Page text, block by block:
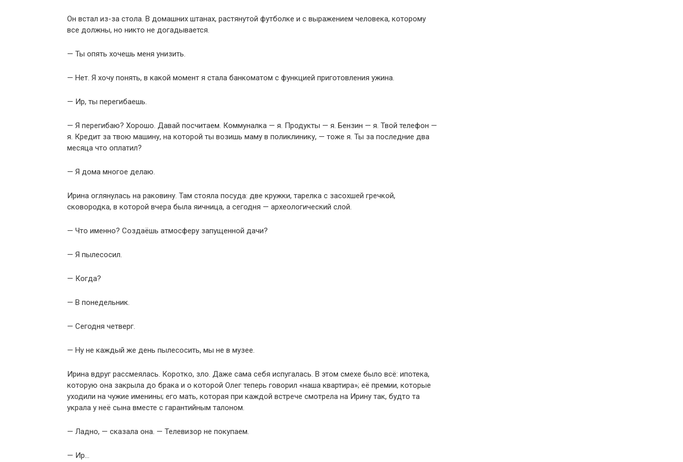
Он встал из-за стола. В домашних штанах, растянутой футболке и с выражением человека, которому
все должны, но никто не догадывается.
— Ты опять хочешь меня унизить.
— Нет. Я хочу понять, в какой момент я стала банкоматом с функцией приготовления ужина.
— Ир, ты перегибаешь.
— Я перегибаю? Хорошо. Давай посчитаем. Коммуналка — я. Продукты — я. Бензин — я. Твой телефон —
я. Кредит за твою машину, на которой ты возишь маму в поликлинику, — тоже я. Ты за последние два
месяца что оплатил?
— Я дома многое делаю.
Ирина оглянулась на раковину. Там стояла посуда: две кружки, тарелка с засохшей гречкой,
сковородка, в которой вчера была яичница, а сегодня — археологический слой.
— Что именно? Создаёшь атмосферу запущенной дачи?
— Я пылесосил.
— Когда?
— В понедельник.
— Сегодня четверг.
— Ну не каждый же день пылесосить, мы не в музее.
Ирина вдруг рассмеялась. Коротко, зло. Даже сама себя испугалась. В этом смехе было всё: ипотека,
которую она закрыла до брака и о которой Олег теперь говорил «наша квартира»; её премии, которые
уходили на чужие именины; его мать, которая при каждой встрече смотрела на Ирину так, будто та
украла у неё сына вместе с гарантийным талоном.
— Ладно, — сказала она. — Телевизор не покупаем.
— Ир…